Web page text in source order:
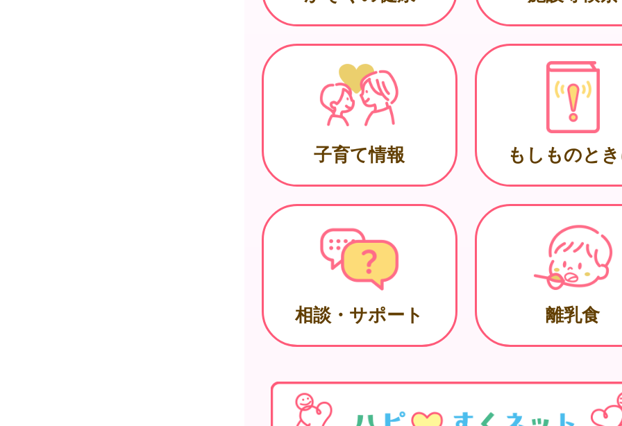
子育て情報 もしものと
相談・サポート 離乳食